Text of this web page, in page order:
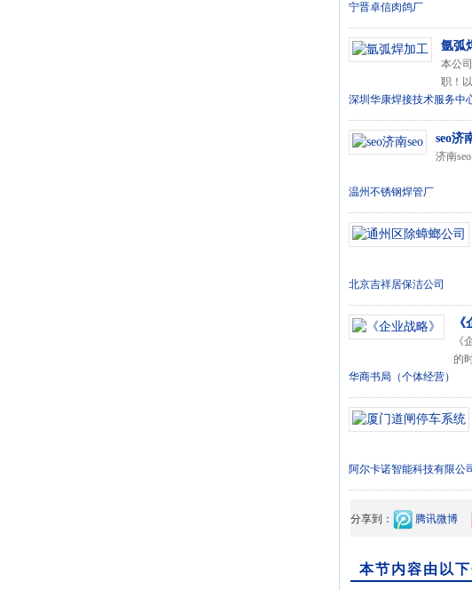
宁晋卓信肉鸽厂
氩弧
本公
职！
深圳华康焊接技术服务中
seo济
济南seo
温州不锈钢焊管厂
北京吉祥居保洁公司
的
华商书局（个体经营）
阿尔卡诺智能科技有限公
分享到： 腾讯微博
本节内容由以